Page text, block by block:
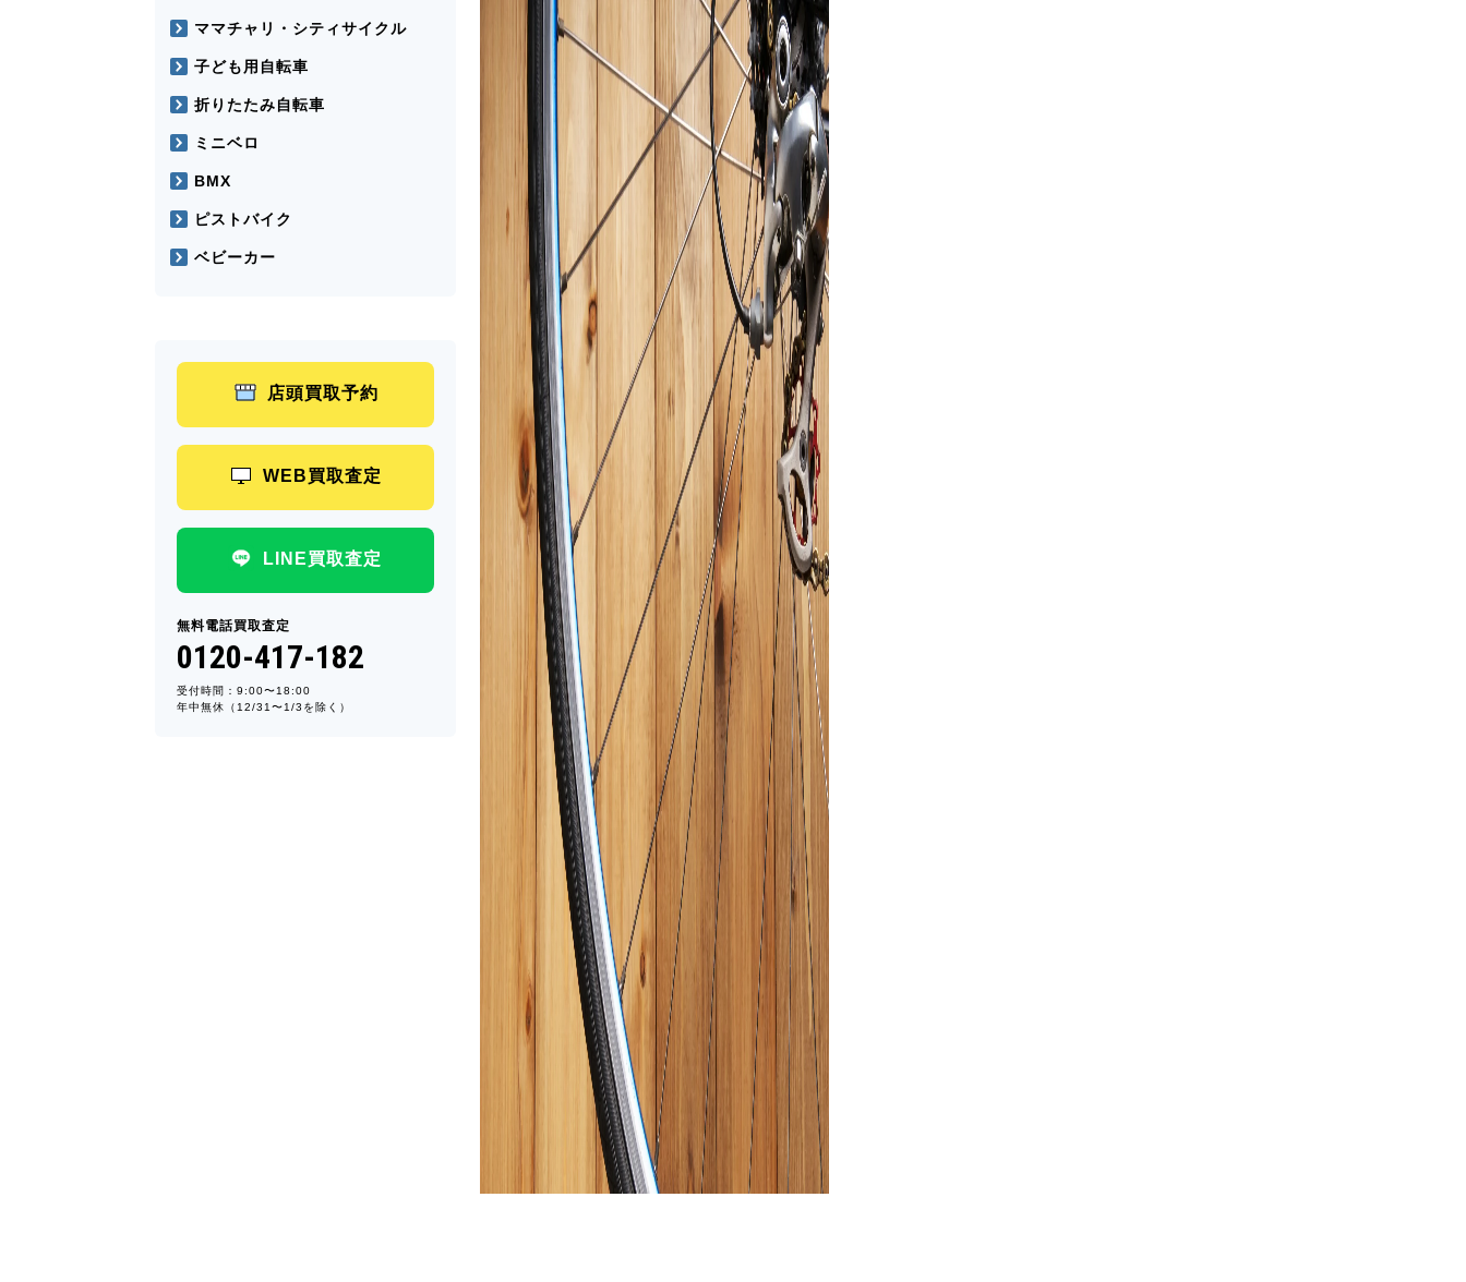
ママチャリ・シティサイクル
子ども用自転車
折りたたみ自転車
ミニベロ
BMX
ピストバイク
ベビーカー
店頭買取予約
WEB買取査定
LINE買取査定
無料電話買取査定
0120-417-182
受付時間：9:00〜18:00
年中無休（12/31〜1/3を除く）